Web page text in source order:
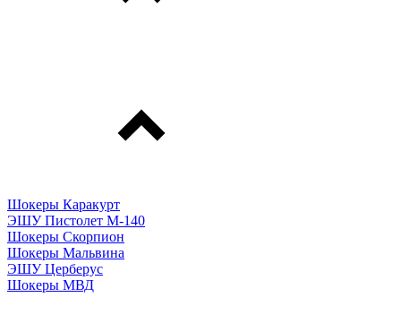
Шокеры Каракурт
ЭШУ Пистолет М-140
Шокеры Скорпион
Шокеры Мальвина
ЭШУ Церберус
Шокеры МВД